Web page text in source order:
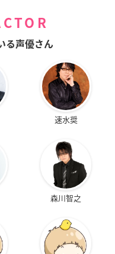
る声優さん
速水奨
森川智之